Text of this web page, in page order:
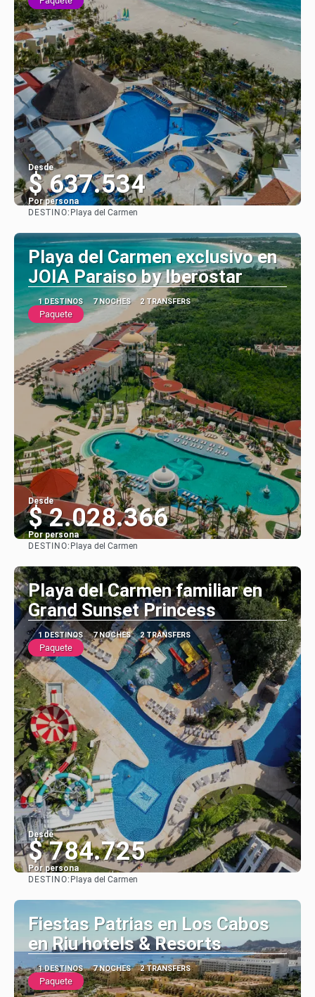
Desde
$ 637.534
Por persona
DESTINO: Playa del Carmen
Playa del Carmen exclusivo en
JOIA Paraiso by Iberostar
1 DESTINOS 7 NOCHES 2 TRANSFERS
Paquete
Desde
$ 2.028.366
Por persona
DESTINO: Playa del Carmen
Playa del Carmen familiar en
Grand Sunset Princess
1 DESTINOS 7 NOCHES 2 TRANSFERS
Paquete
Desde
$ 784.725
Por persona
DESTINO: Playa del Carmen
Fiestas Patrias en Los Cabos
en Riu hotels & Resorts
1 DESTINOS 7 NOCHES 2 TRANSFERS
Paquete